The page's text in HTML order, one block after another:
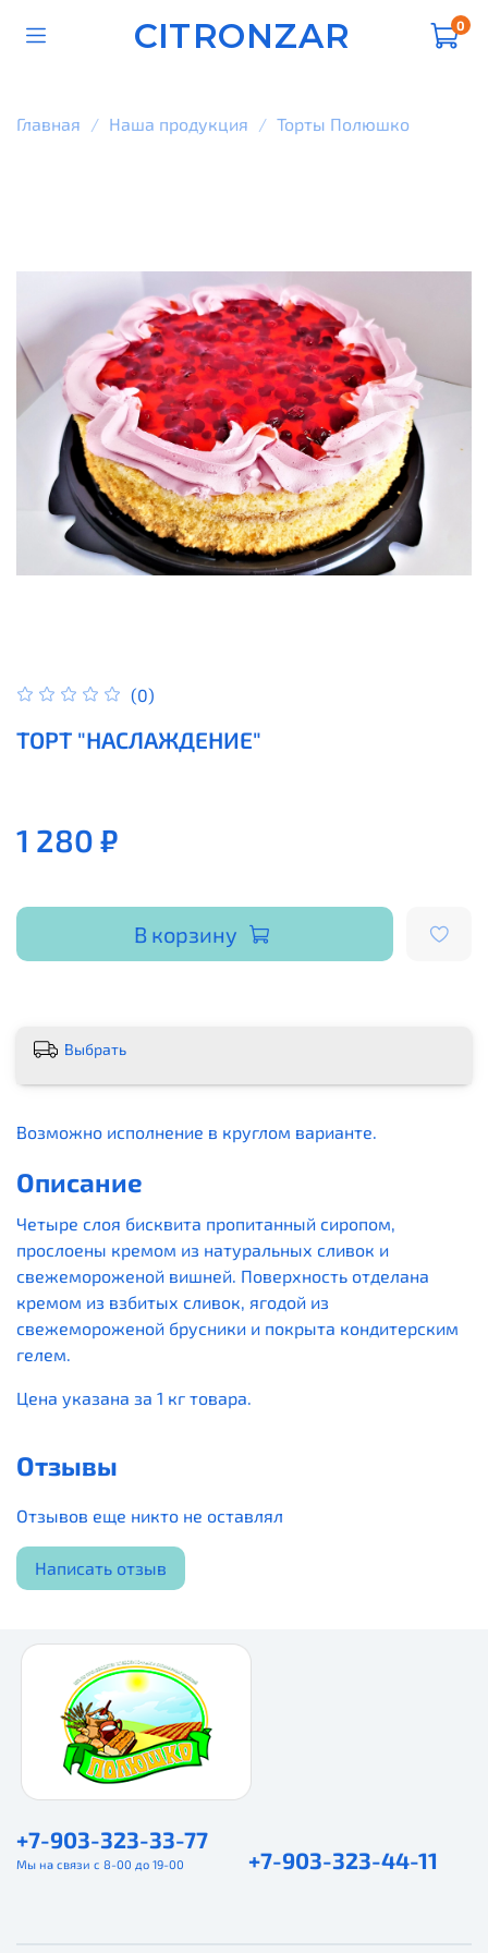
CITRONZAR 0
Главная Наша продукция Торты Полюшко
(0)
ТОРТ "НАСЛАЖДЕНИЕ"
1 280 ₽
В корзину
Выбрать
Возможно исполнение в круглом варианте.
Описание
Четыре слоя бисквита пропитанный сиропом,
прослоены кремом из натуральных сливок и
свежемороженой вишней. Поверхность отделана
кремом из взбитых сливок, ягодой из
свежемороженой брусники и покрыта кондитерским
гелем.
Цена указана за 1 кг товара.
Отзывы
Отзывов еще никто не оставлял
Написать отзыв
+7-903-323-33-77
Мы на связи с 8-00 до 19-00 +7-903-323-44-11